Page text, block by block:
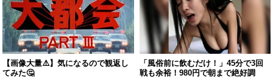
【画像大量⚠️】気になるので観返し
てみた🤔
「風俗前に飲むだけ！」45分で3回
戦も余裕！980円で朝まで絶好調